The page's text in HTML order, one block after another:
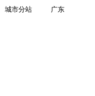
关于我们
城市分站 广东